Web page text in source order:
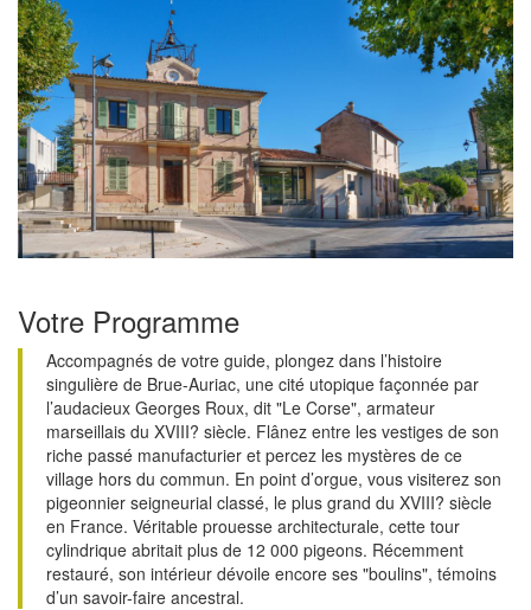
Votre Programme
Accompagnés de votre guide, plongez dans l’histoire
singulière de Brue-Auriac, une cité utopique façonnée par
l’audacieux Georges Roux, dit "Le Corse", armateur
marseillais du XVIII? siècle. Flânez entre les vestiges de son
riche passé manufacturier et percez les mystères de ce
village hors du commun. En point d’orgue, vous visiterez son
pigeonnier seigneurial classé, le plus grand du XVIII? siècle
en France. Véritable prouesse architecturale, cette tour
cylindrique abritait plus de 12 000 pigeons. Récemment
restauré, son intérieur dévoile encore ses "boulins", témoins
d’un savoir-faire ancestral.